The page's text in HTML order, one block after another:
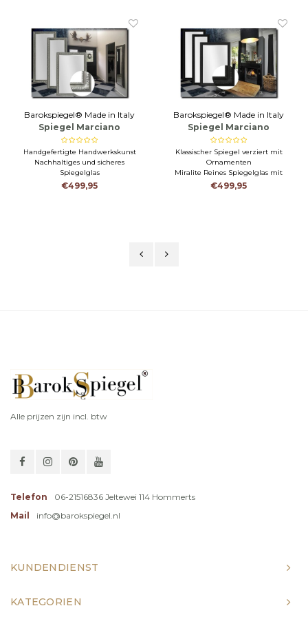
Barokspiegel® Made in Italy
Spiegel Marciano
Antiksilber
Handgefertigte Handwerkskunst
Nachhaltiges und sicheres
Spiegelglas
Vielseitiges Design
€499,95
Barokspiegel® Made in Italy
Spiegel Marciano
Schwarz
Klassischer Spiegel verziert mit
Ornamenten
Miralite Reines Spiegelglas mit
Facette
€499,95
Alle prijzen zijn incl. btw
Telefon
06-21516836 Jeltewei 114 Hommerts
Mail
info@barokspiegel.nl
KUNDENDIENST
KATEGORIEN